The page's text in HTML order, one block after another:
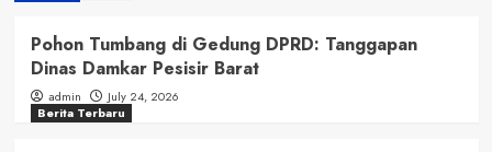
Pohon Tumbang di Gedung DPRD: Tanggapan
Dinas Damkar Pesisir Barat
admin
July 24, 2026
Berita Terbaru